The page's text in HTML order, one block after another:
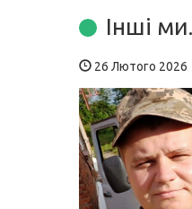
Інші
26 Лютого 2026